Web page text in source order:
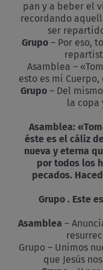
pan y a beber el
recordando
ser
Grupo– Por eso,
Asamblea –
esto es mi
Grupo – Del
la copa
Asamblea:
éste es el cáliz
nueva y eterna
por todos los
pecados.
Grupo . Este
Asamblea –
Grupo – Unimos
que Jesús